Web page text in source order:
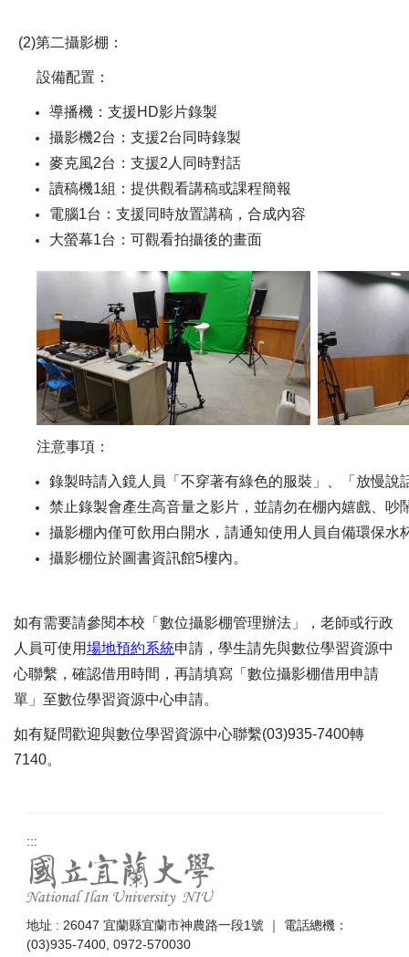
(2)第二攝影棚：
設備配置：
導播機：支援HD影片錄製
攝影機2台：支援2台同時錄製
麥克風2台：支援2人同時對話
讀稿機1組：提供觀看講稿或課程簡報
電腦1台：支援同時放置講稿，合成內容
大螢幕1台：可觀看拍攝後的畫面
注意事項：
錄製時請入鏡人員「不穿著有綠色的服裝」、「放慢說
禁止錄製會產生高音量之影片，並請勿在棚內嬉戲、吵
攝影棚內僅可飲用白開水，請通知使用人員自備環保水
攝影棚位於圖書資訊館5樓內。
如有需要請參閱本校「 數位攝影棚管理辦法 」，老師或行政
人員可使用場地預約系統申請，學生請先與數位學習資源中
心聯繫，確認借用時間，再請填寫「 數位攝影棚借用申請
單 」至數位學習資源中心申請。
如有疑問歡迎與數位學習資源中心聯繫(03)935-7400轉
7140。
:::
地址 : 26047 宜蘭縣宜蘭市神農路一段1號 ｜ 電話總機：
(03)935-7400, 0972-570030